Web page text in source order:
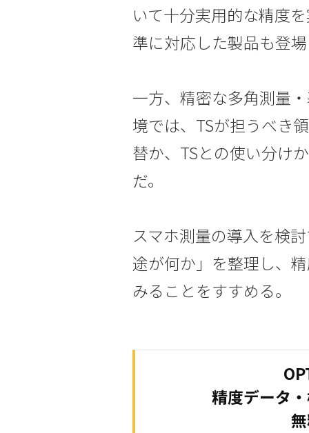
いて十分実用的な精度
準に対応した製品も登
一方、精密な多角測量
境では、TSが担うべき
替か、TSとの使い分け
だ。
スマホ測量の導入を検
途が何か」を整理し、
みることをすすめる。
精度データ